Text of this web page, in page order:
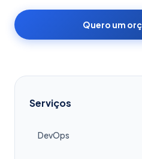
Quero um
Serviços
DevOps